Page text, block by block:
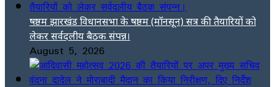
षष्ठम झारखंड विधानसभा के षष्ठम (मॉनसून) सत्र की तैयारियों को
लेकर सर्वदलीय बैठक संपन्न।
August 5, 2026